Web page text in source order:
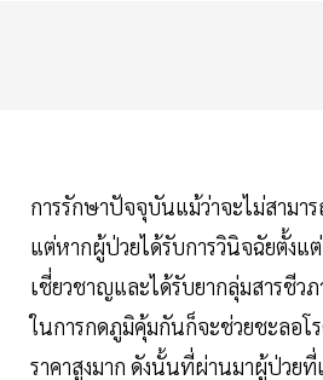
การรักษาปัจจุบันแม้ว่าจะไม่สามา
แต่หากผู้ป่วยได้รับการวินิจฉัยตั้งแ
เชี่ยวชาญและได้รับยากลุ่มสารชี
ในการกดภูมิคุ้มกันก็จะช่วยชะลอโร
ราคาสูงมาก ดังนั้นที่ผ่านมาผู้ป่วยที่